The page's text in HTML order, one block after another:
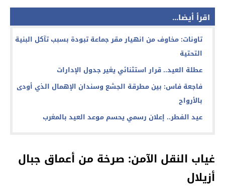
اقرأ أيضا...
تاونات: مخاوف من انهيار مقر جماعة تبودة بسبب تآكل البنية
التحتية
عطلة العيد.. قرار استثنائي يغير جدول الإدارات
فاجعة فاس: بين مطرقة الجشع وسندان الإهمال الذي أودى
بالأرواح
عيد الفطر.. إعلان رسمي يحسم موعد العيد بالمغرب
غياب النقل الآمن: صرخة من أعماق جبال
أزيلال